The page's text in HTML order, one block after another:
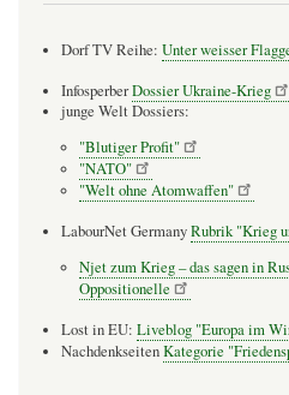
Dorf TV Reihe: Unter weisser
InfosperberDossier Ukraine-Krieg
junge Welt Dossiers:
"Blutiger Profit"
"NATO"
"Welt ohne Atomwaffen"
LabourNet GermanyRubrik "Krieg
Njet zum Krieg – das sagen in
Oppositionelle
Lost in EU: Liveblog "Europa im
NachdenkseitenKategorie